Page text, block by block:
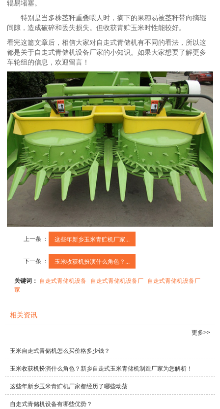
辊易堵塞。
特别是当多株茎秆重叠喂人时，摘下的果穗易被茎秆带向摘辊
间隙，造成破碎和丢失损失。但收获青贮玉米时性能较好。
看完这篇文章后，相信大家对自走式青储机有不同的看法，所以这
都是关于自走式青储机设备厂家的小知识。如果大家想要了解更多
车轮组的信息，欢迎留言！
上一条 ： 这些年新乡玉米青贮机厂家...
下一条 ： 玉米收获机扮演什么角色？...
关键词： 自走式青储机设备 自走式青储机设备厂 自走式青储机设备厂
家
相关资讯
更多>>
玉米自走式青储机怎么买价格多少钱？
玉米收获机扮演什么角色？新乡自走式玉米青储机制造厂家为您解析！
这些年新乡玉米青贮机厂家都经历了哪些动荡
自走式青储机设备有哪些优势？